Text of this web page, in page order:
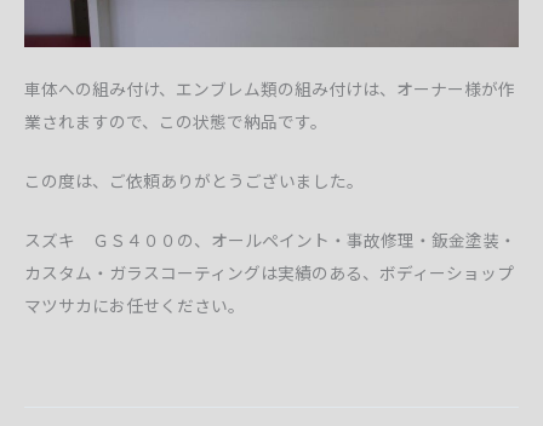
車体への組み付け、エンブレム類の組み付けは、オーナー様が作
業されますので、この状態で納品です。
この度は、ご依頼ありがとうございました。
スズキ ＧＳ４００の、オールペイント・事故修理・鈑金塗装・
カスタム・ガラスコーティングは実績のある、ボディーショップ
マツサカにお任せください。